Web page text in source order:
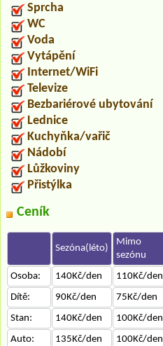
Sprcha
WC
Voda
Vytápění
Internet/WiFi
Televize
Bezbariérové ubytování
Lednice
Kuchyňka/vařič
Nádobí
Lůžkoviny
Přistýlka
Ceník
Sezóna(léto)
Mimo
sezónu
Osoba:
140Kč/den 110Kč/den
Dítě:
90Kč/den 75Kč/den
Stan:
140Kč/den 100Kč/den
Auto:
135Kč/den 100Kč/den